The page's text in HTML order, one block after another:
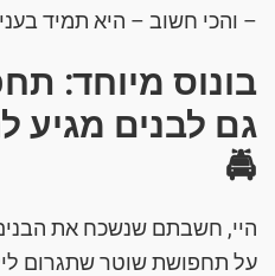
– והכי חשוב – היא תמיד
בונוס מיוחד:
גם לבנים מגיע
🚔
היי, חשבתם שנשכח את
על תחפושת שוטר שתגרום